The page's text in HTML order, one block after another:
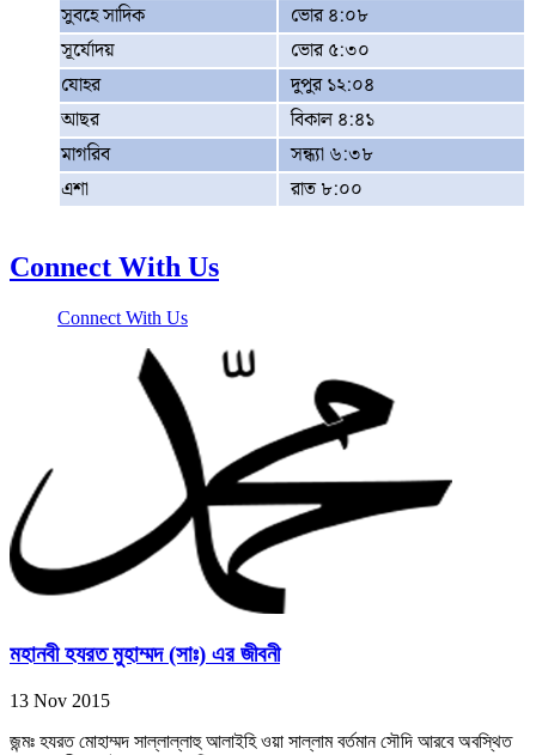
সুবহে সাদিক
ভোর ৪:০৮
সূর্যোদয়
ভোর ৫:৩০
যোহর
দুপুর ১২:০৪
আছর
বিকাল ৪:৪১
মাগরিব
সন্ধ্যা ৬:৩৮
এশা
রাত ৮:০০
Connect With Us
Connect With Us
মহানবী হযরত মুহাম্মদ (সাঃ) এর জীবনী
13 Nov 2015
জন্মঃ হযরত মোহাম্মদ সাল্লাল্লাহু আলাইহি ওয়া সাল্লাম বর্তমান সৌদি আরবে অবস্থিত